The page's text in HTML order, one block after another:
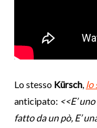
Lo stesso Kürsch, lo
anticipato: <<E’
fatto da un pò, E’